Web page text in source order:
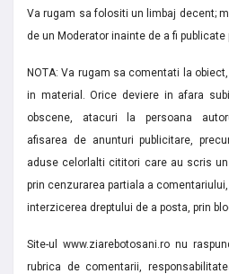
Va rugam sa folositi un limbaj decent;
de un Moderator inainte de a fi publicate
NOTA: Va rugam sa comentati la
in material. Orice deviere in afara
obscene, atacuri la persoana
afisarea de anunturi publicitare,
aduse celorlalti cititori care au scris
prin cenzurarea partiala a
interzicerea dreptului de a posta, prin
Site-ul www.ziarebotosani.ro nu
rubrica de comentarii,